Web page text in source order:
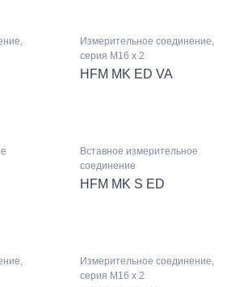
Измерительное соединение,
серия M16 x 2
HFM MK ED VA
Вставное измерительное
соединение
HFM MK S ED
Измерительное соединение,
серия M16 x 2